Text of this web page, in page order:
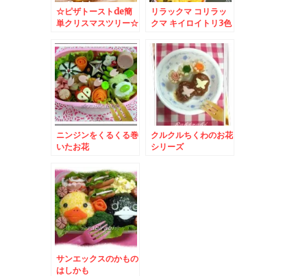
☆ピザトーストde簡
単クリスマスツリー☆
も可愛くデコしてハッ
ピーメリークリスマス
♪
リラックマ コリラッ
クマ キイロイトリ3色
ニンジンをくるくる巻
いたお花
クルクルちくわのお花
シリーズ
サンエックスのかもの
はしかも